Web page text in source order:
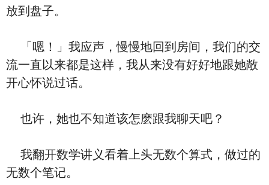
放到盘子。
「嗯！」我应声，慢慢地回到房间，我们的交
流一直以来都是这样，我从来没有好好地跟她敞
开心怀说过话。
也许，她也不知道该怎麽跟我聊天吧？
我翻开数学讲义看着上头无数个算式，做过的
无数个笔记。